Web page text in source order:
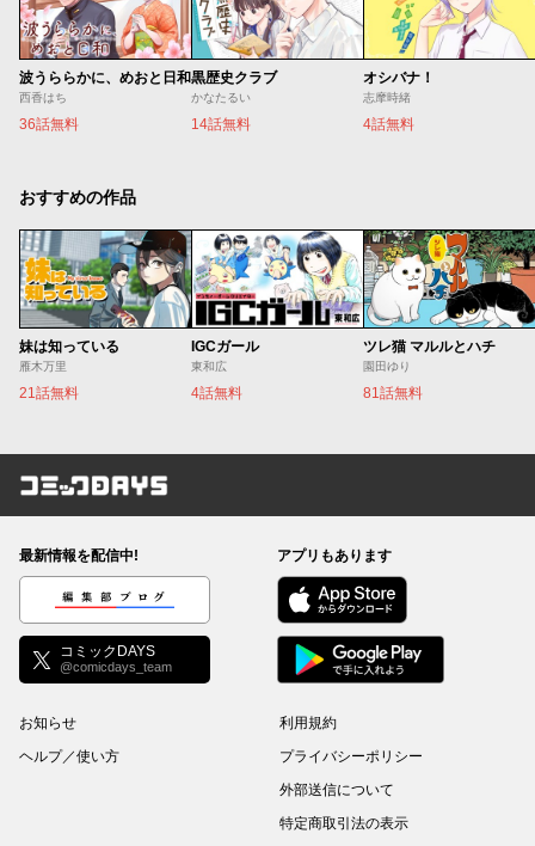
波うららかに、めおと日和
西香はち
36話無料
黒歴史クラブ
かなたるい
14話無料
オシバナ！
志摩時緒
4話無料
おすすめの作品
妹は知っている
雁木万里
21話無料
IGCガール
東和広
4話無料
ツレ猫 マルルとハチ
園田ゆり
81話無料
コミックDAYS
最新情報を配信中!
編集部ブログ
コミックDAYS
@comicdays_team
アプリもあります
お知らせ
ヘルプ／使い方
利用規約
プライバシーポリシー
外部送信について
特定商取引法の表示